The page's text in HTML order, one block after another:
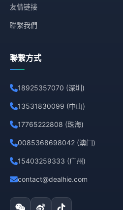
友情链接
聯繫我們
聯繫方式
18925357070 (深圳)
13531830099 (中山)
17765222808 (珠海)
0085368698042 (澳门)
15403259333 (广州)
contact@dealhie.com